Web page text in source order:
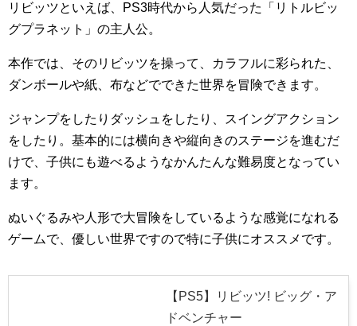
リビッツといえば、PS3時代から人気だった「リトルビッ
グプラネット」の主人公。
本作では、そのリビッツを操って、カラフルに彩られた、
ダンボールや紙、布などでできた世界を冒険できます。
ジャンプをしたりダッシュをしたり、スイングアクション
をしたり。基本的には横向きや縦向きのステージを進むだ
けで、子供にも遊べるようなかんたんな難易度となってい
ます。
ぬいぐるみや人形で大冒険をしているような感覚になれる
ゲームで、優しい世界ですので特に子供にオススメです。
【PS5】リビッツ! ビッグ・ア
ドベンチャー